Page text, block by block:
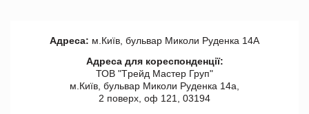
Адреса: м.Київ, бульвар Миколи Руденка 14А
Адреса для кореспонденції:
ТОВ "Tрейд Мастер Груп"
м.Київ, бульвар Миколи Руденка 14а,
2 поверх, оф 121, 03194